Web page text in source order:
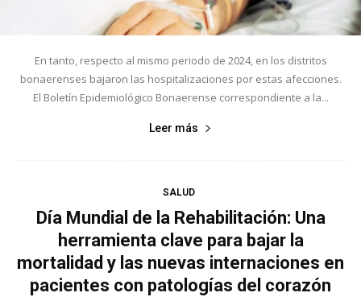
En tanto, respecto al mismo periodo de 2024, en los distritos
bonaerenses bajaron las hospitalizaciones por estas afecciones.
El Boletín Epidemiológico Bonaerense correspondiente a la...
Leer más
SALUD
Día Mundial de la Rehabilitación: Una
herramienta clave para bajar la
mortalidad y las nuevas internaciones en
pacientes con patologías del corazón